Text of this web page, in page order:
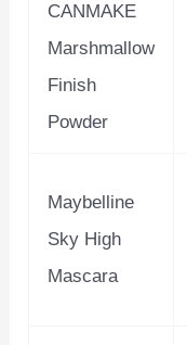
CANMAKE
Marshmallow
Finish
Powder
Maybelline
Sky High
Mascara